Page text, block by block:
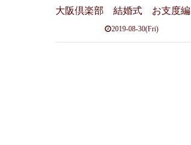
大阪倶楽部 結婚式 お支度編
2019-08-30(Fri)